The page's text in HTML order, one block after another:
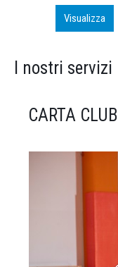
Visualizza
I nostri servizi
CARTA CLUB